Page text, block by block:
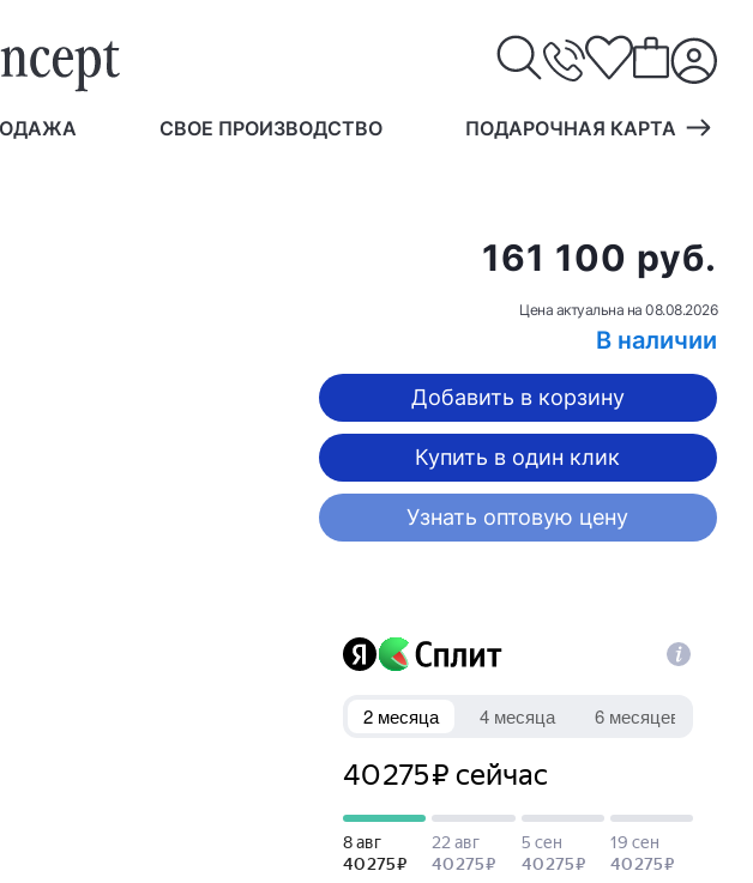
СВОЕ ПРОИЗВОДСТВО ПОДАРОЧНАЯ КАРТА
161 100 руб.
Цена актуальна на 08.08.2026
В наличии
Добавить в корзину
Купить в один клик
Узнать оптовую цену